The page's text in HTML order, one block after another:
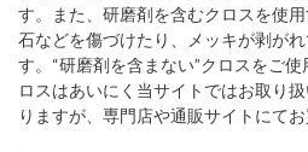
す。また、研磨剤を含むクロスを使
石などを傷づけたり、メッキが剥が
す。“研磨剤を含まない”クロスをご
ロスはあいにく当サイトではお取り
りますが、専門店や通販サイトにてお